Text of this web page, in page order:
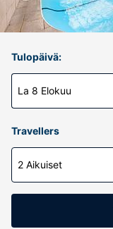
Tulopäivä:
La 8 Elokuu
Travellers
2 Aikuiset